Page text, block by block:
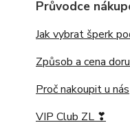
Průvodce
Jak vybrat šperk
Způsob a cena
Proč nakoupit u nás
VIP Club ZL ❣